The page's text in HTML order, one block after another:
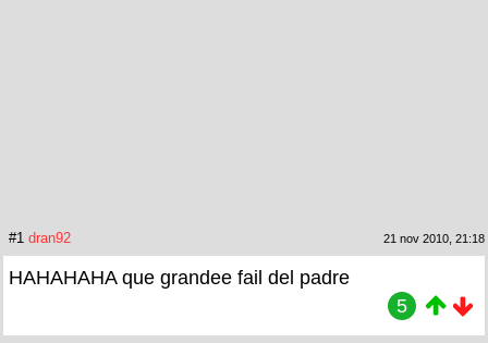
#1 dran92 21 nov 2010, 21:18
HAHAHAHA que grandee fail del padre
5